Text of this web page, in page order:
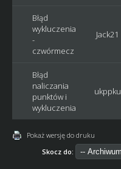
Błąd
wykluczenia
-
czwórmecz
Jack21
Błąd
naliczania
punktów i
wykluczenia
ukppku
Pokaż wersję do druku
Skocz do: